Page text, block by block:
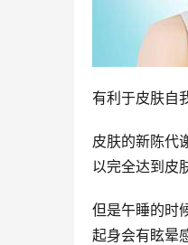
有利于皮肤自
皮肤的新陈代
以完全达到皮
但是午睡的时
起身会有眩晕